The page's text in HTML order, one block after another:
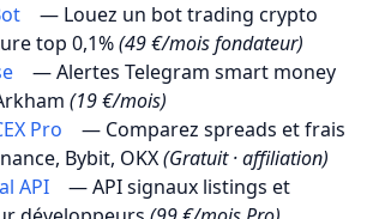
— Louez un bot trading crypto
top 0,1%(49 €/mois fondateur)
— Alertes Telegram smart money
(19 €/mois)
Pro
— Comparez spreads et frais
Bybit, OKX(Gratuit · affiliation)
API
— API signaux listings et